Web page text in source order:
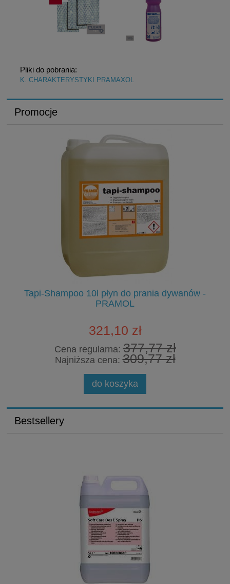
Pliki do pobrania:
K. CHARAKTERYSTYKI PRAMAXOL
Promocje
Tapi-Shampoo 10l płyn do prania dywanów -
PRAMOL
321,10 zł
Cena regularna:377,77 zł
Najniższa cena:309,77 zł
do koszyka
Bestsellery